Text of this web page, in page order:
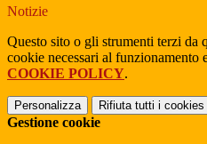
Notizie
Questo sito o gli strumenti terzi da
cookie necessari al
COOKIE POLICY.
Personalizza Rifiuta tutti i cookies
Gestione cookie